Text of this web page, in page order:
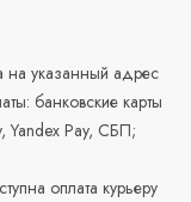
на указанный адрес
банковские карты
Yandex Pay, СБП;
оплата курьеру